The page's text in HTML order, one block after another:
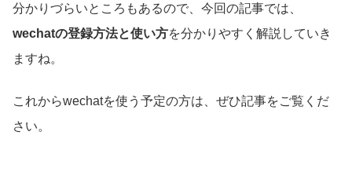
分かりづらいところもあるので、今回の記事では、
wechatの登録方法と使い方を分かりやすく解説していき
ますね。
これからwechatを使う予定の方は、ぜひ記事をご覧くだ
さい。